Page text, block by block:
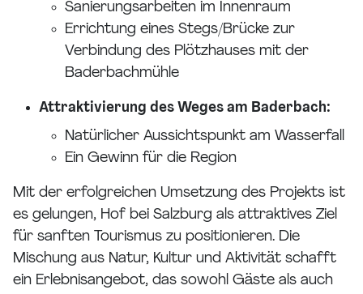
Sanierungsarbeiten im Innenraum
Errichtung eines Stegs/Brücke zur
Verbindung des Plötzhauses mit der
Baderbachmühle
Attraktivierung des Weges am Baderbach:
Natürlicher Aussichtspunkt am Wasserfall
Ein Gewinn für die Region
Mit der erfolgreichen Umsetzung des Projekts ist
es gelungen, Hof bei Salzburg als attraktives Ziel
für sanften Tourismus zu positionieren. Die
Mischung aus Natur, Kultur und Aktivität schafft
ein Erlebnisangebot, das sowohl Gäste als auch